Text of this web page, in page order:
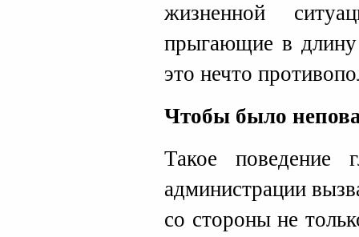
жизненной
прыгающие в
это нечто
Чтобы было
Такое поведение
администрации
со стороны не